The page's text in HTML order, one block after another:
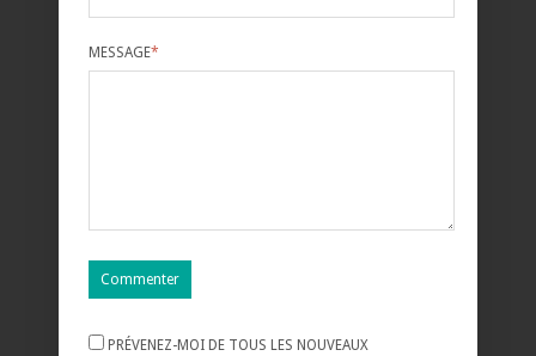
MESSAGE*
PRÉVENEZ-MOI DE TOUS LES NOUVEAUX